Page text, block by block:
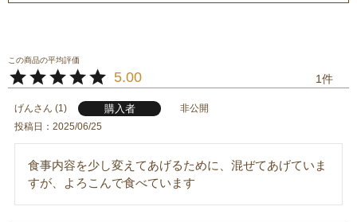
5.00 1
げん 1 購入者
非公開
投稿日
2025/06/25
食事内容を少し変えてあげるために、混ぜてあげていま